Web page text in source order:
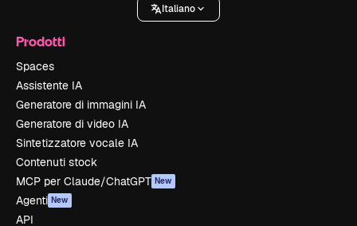
Italiano
Prodotti
Spaces
Assistente IA
Generatore di immagini IA
Generatore di video IA
Sintetizzatore vocale IA
Contenuti stock
MCP per Claude/ChatGPT New
Agenti New
API